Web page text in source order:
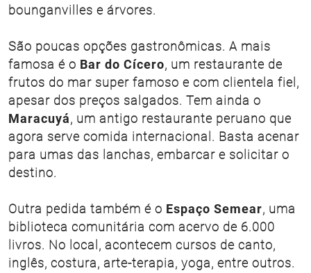
bounganvilles e árvores.
São poucas opções gastronômicas. A mais
famosa é o Bar do Cícero, um restaurante de
frutos do mar super famoso e com clientela fiel,
apesar dos preços salgados. Tem ainda o
Maracuyá, um antigo restaurante peruano que
agora serve comida internacional. Basta acenar
para umas das lanchas, embarcar e solicitar o
destino.
Outra pedida também é o Espaço Semear, uma
biblioteca comunitária com acervo de 6.000
livros. No local, acontecem cursos de canto,
inglês, costura, arte-terapia, yoga, entre outros.